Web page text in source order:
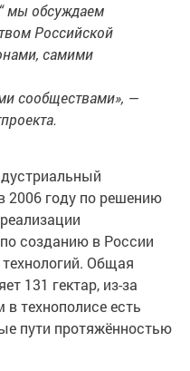
мы обсуждаем
Российской
самими
сообществами», —
2006 году по решению
созданию в России
Общая
131 гектар, из-за
технополисе есть
пути протяжённостью